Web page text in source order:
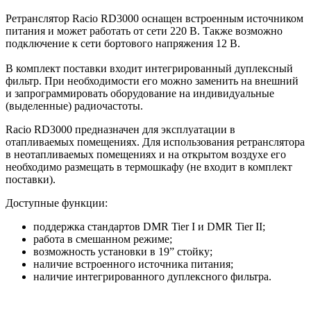
Ретранслятор Racio RD3000 оснащен встроенным источником
питания и может работать от сети 220 В. Также возможно
подключение к сети бортового напряжения 12 В.
В комплект поставки входит интегрированный дуплексный
фильтр. При необходимости его можно заменить на внешний
и запрограммировать оборудование на индивидуальные
(выделенные) радиочастоты.
Racio RD3000 предназначен для эксплуатации в
отапливаемых помещениях. Для использования ретранслятора
в неотапливаемых помещениях и на открытом воздухе его
необходимо размещать в термошкафу (не входит в комплект
поставки).
Доступные функции:
поддержка стандартов DMR Tier I и DMR Tier II;
работа в смешанном режиме;
возможность установки в 19” стойку;
наличие встроенного источника питания;
наличие интегрированного дуплексного фильтра.